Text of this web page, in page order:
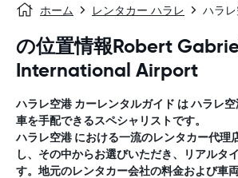
ホーム レンタカー ハラレ ハラ
の位置情報Robert
International Airport
ハラレ空港 カーレンタルガイド はハラレ空
車を手配できるスペシャリストです。
ハラレ空港 における一流のレンタカー代理
し、その中からお選びいただき、リアルタ
す。地元のレンタカー会社の料金および車